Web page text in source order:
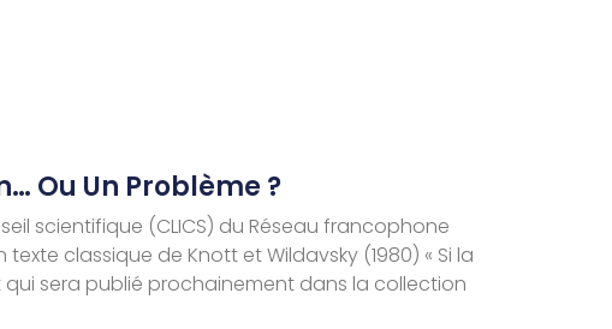
Ou Un Problème ?
scientifique (CLICS) du Réseau francophone
classique de Knott et Wildavsky (1980) « Si la
qui sera publié prochainement dans la collection